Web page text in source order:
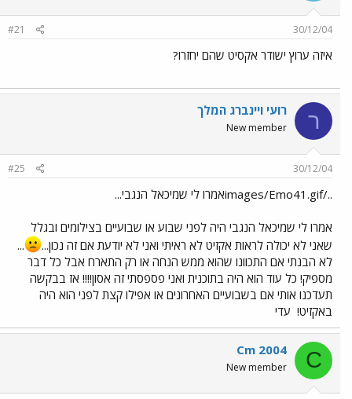
30/12/04
#21
איזה ערוץ ישודר אקסיט שהם יחזרו?
ר רועי ויינברג המלך
New member
30/12/04
#25
../images/Emo41.gifאמרו לי שמיכאל הנגבי...
אמרו לי שמיכאל הנגבי היה לפני שבוע או שבועיים בצילומים ובגלל
שאני לא יכולה לראות אקזיט לא ראיתי ואני לא יודעת אם זה נכון...
...
לא הבנתי אם התכוונו שהוא ממש הנחה או רק התארח אבל כל דבר
מספיק! כל עוד הוא היה בתוכנית ואני פספסתי זה אסון!!!! אז בבקשה
תעדכנו אותי אם בשבועיים האחרונים או אפילו קצת לפני הוא היה
באקזיט! עדי
C
Cm 2004
New member